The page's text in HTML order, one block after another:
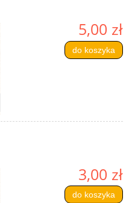
5,00 zł
do koszyka
3,00 zł
do koszyka